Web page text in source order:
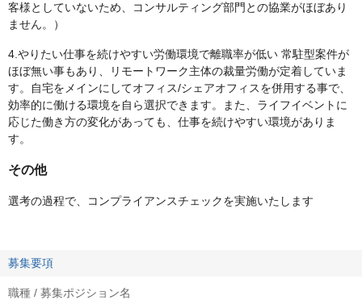
客様としていないため、コンサルティング部門との協業がほぼあり
ません。）
4.やりたい仕事を続けやすい労働環境で離職率が低い 常駐型案件が
ほぼ無い事もあり、リモートワーク主体の裁量労働が定着していま
す。自宅をメインにしてオフィス/シェアオフィスを併用する事で、
効率的に働ける環境を自ら選択できます。また、ライフイベントに
応じた働き方の変化があっても、仕事を続けやすい環境がありま
す。
その他
選考の過程で、コンプライアンスチェックを実施いたします
募集要項
職種 / 募集ポジション名